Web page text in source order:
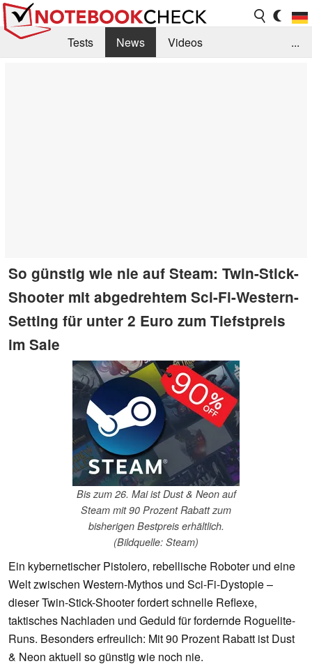
Tests News
Videos
...
So günstig wie nie auf Steam: Twin-Stick-
Shooter mit abgedrehtem Sci-Fi-Western-
Setting für unter 2 Euro zum Tiefstpreis
im Sale
Bis zum 26. Mai ist Dust & Neon auf
Steam mit 90 Prozent Rabatt zum
bisherigen Bestpreis erhältlich.
(Bildquelle: Steam)
Ein kybernetischer Pistolero, rebellische Roboter und eine
Welt zwischen Western-Mythos und Sci-Fi-Dystopie –
dieser Twin-Stick-Shooter fordert schnelle Reflexe,
taktisches Nachladen und Geduld für fordernde Roguelite-
Runs. Besonders erfreulich: Mit 90 Prozent Rabatt ist Dust
& Neon aktuell so günstig wie noch nie.